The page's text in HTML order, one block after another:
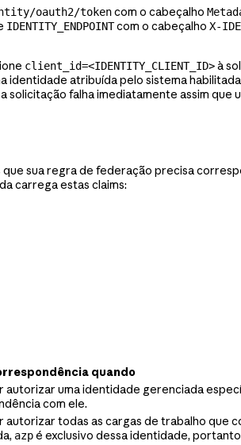
oauth2/tokencom o cabeçalho
IDENTITY_ENDPOINTcom o cabeçalho X-
client_id=<IDENTITY_CLIENT_ID>à
atribuída pelo sistema
solicitação falha imediatamente assim
sua regra de federação precisa
carrega estas claims:
quando
autorizar uma identidade gerenciada
com ele.
autorizar todas as cargas de trabalho que
azpé exclusivo dessa identidade,